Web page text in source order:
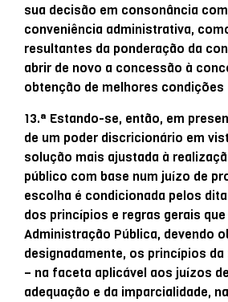
sua decisão em consonância
conveniência administrativa,
resultantes da ponderação da
abrir de novo a concessão à
obtenção de melhores
13.ª Estando-se, então, em
de um poder discricionário em
solução mais ajustada à
público com base num juízo de
escolha é condicionada pelos
dos princípios e regras gerais
Administração Pública, devendo
designadamente, os princípios
– na faceta aplicável aos juízos
adequação e da imparcialidade,